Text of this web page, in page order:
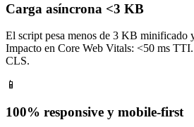
Carga asíncrona <3 KB
El script pesa menos de 3 KB minificado
Impacto en Core Web Vitals: <50 ms
CLS.
📱
100% responsive y mobile-first